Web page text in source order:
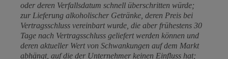
oder deren Verfallsdatum schnell überschritten würde;
zur Lieferung alkoholischer Getränke, deren Preis bei
Vertragsschluss vereinbart wurde, die aber frühestens 30
Tage nach Vertragsschluss geliefert werden können und
deren aktueller Wert von Schwankungen auf dem Markt
abhängt, auf die der Unternehmer keinen Einfluss hat;